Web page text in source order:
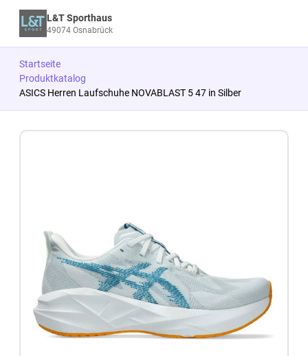
L&T Sporthaus
49074 Osnabrück
Startseite
Produktkatalog
ASICS Herren Laufschuhe NOVABLAST 5 47 in Silber